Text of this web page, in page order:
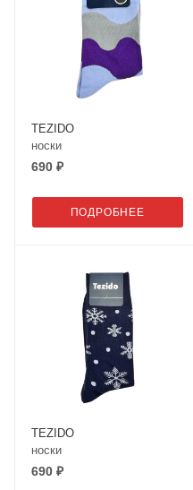
TEZIDO
носки
690 ₽
ПОДРОБНЕЕ
TEZIDO
носки
690 ₽